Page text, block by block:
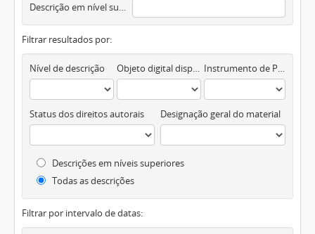
Descrição em nível superior
Filtrar resultados por:
Nível de descrição Objeto digital disponível Instrumento de Pesquisa
Status dos direitos autorais Designação geral do material
Descrições em níveis superiores
Todas as descrições
Filtrar por intervalo de datas: